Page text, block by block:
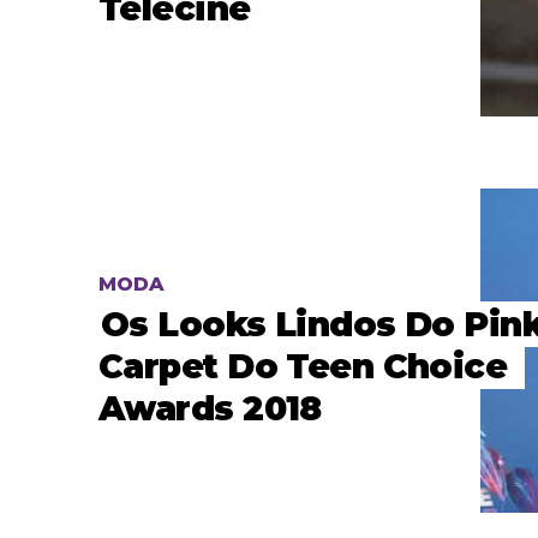
MODA
Os Looks Lindos Do
Carpet Do Teen Choice
Awards 2018